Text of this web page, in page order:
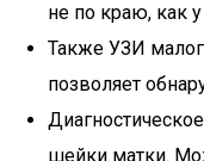
не по краю, как
Также УЗИ
позволяет
шейки матки.